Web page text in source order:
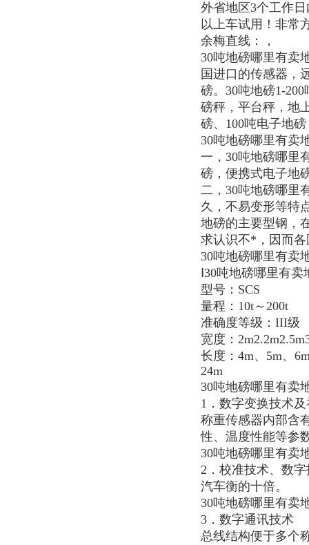
外省地区3个工作
以上车试用！非常
余梅直线：，
30吨地磅哪里有卖
国进口的传感器，
磅。30吨地磅1-
磅秤，平台秤，地
磅、100吨电子地
30吨地磅哪里有卖
一，30吨地磅哪里
磅，便携式电子地
二，30吨地磅哪里
久，不易变形等特
地磅的主要型钢，
求认识不*，因而
30吨地磅哪里有卖
Ⅰ30吨地磅哪里有
型号：SCS
量程：10t～200t
准确度等级：III级
宽度：
长度：4m、5m、
24m
30吨地磅哪里有卖
1．数字变换技术
称重传感器内部含
性、温度性能等参
30吨地磅哪里有卖
2．校准技术、数
汽车衡的十倍。
30吨地磅哪里有卖
3．数字通讯技术
总线结构便于多个